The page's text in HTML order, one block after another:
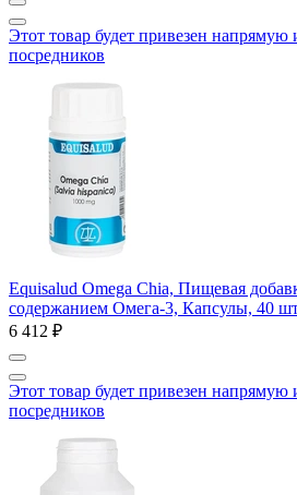
Этот товар будет привезен напрямую
посредников
Equisalud Omega Chia, Пищевая
содержанием Омега-3, Капсулы, 40
6 412 ₽
Этот товар будет привезен напрямую
посредников